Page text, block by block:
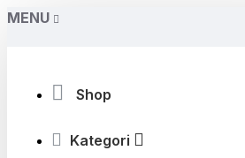
MENU
Shop
Kategori